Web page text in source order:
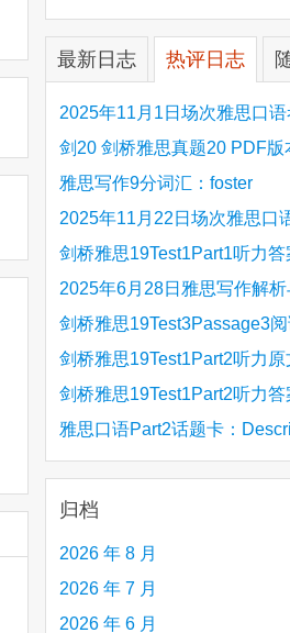
最新日志 热评日志
2025年11月1日场次雅思口
剑20 剑桥雅思真题20 PDF版
雅思写作9分词汇：foster
2025年11月22日场次雅思口
剑桥雅思19Test1Part1听力答
Hinchingbrooke Country Park
2025年6月28日雅思写作解
旅游业 手把手带你写高分范
剑桥雅思19Test3Passage3
Is the era of artificial speech
upon us 人工智能语言翻译
剑桥雅思19Test1Part2听力原
Stanthorpe Twinning
剑桥雅思19Test1Part2听力答
Stanthorpe Twinning
雅思口语Part2话题卡：
creative person (e.g. an
etc.) you admire 钦佩的有创
归档
2026 年 8 月
2026 年 7 月
2026 年 6 月